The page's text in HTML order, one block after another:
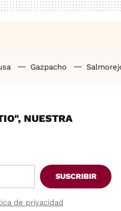
Gazpacho
NUESTRA
SUSCRIBIR
de privacidad